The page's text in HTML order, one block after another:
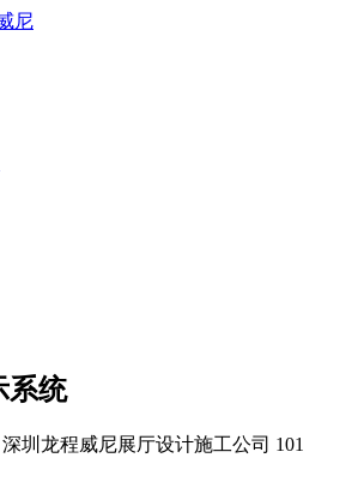
系统
深圳龙程威尼展厅设计施工公司 101